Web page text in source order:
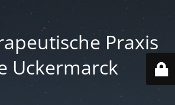
Praxis
Uckermarck